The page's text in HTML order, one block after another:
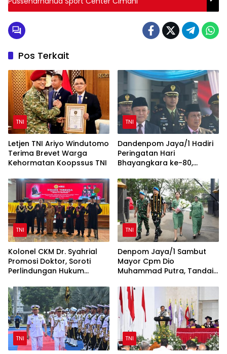
Pos Terkait
TNI
Letjen TNI Ariyo Windutomo
Terima Brevet Warga
Kehormatan Koopssus TNI
TNI
Dandenpom Jaya/1 Hadiri
Peringatan Hari
Bhayangkara ke-80,
TNI
Kolonel CKM Dr. Syahrial
Promosi Doktor, Soroti
Perlindungan Hukum
Disabilitas
TNI
Denpom Jaya/1 Sambut
Mayor Cpm Dio
Muhammad Putra, Tandai
TNI TNI